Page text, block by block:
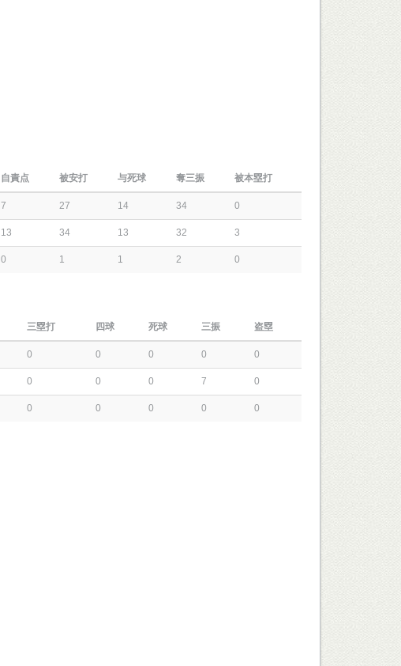
自責点 被安打 与死球 奪三振 被本塁打
7 27 14 34 0
13 34 13 32 3
0 1 1 2 0
三塁打 四球 死球 三振 盗塁
0 0 0 0 0
0 0 0 7 0
0 0 0 0 0